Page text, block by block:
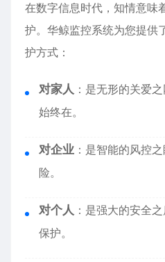
在数字信息时代，知情意味
护。华鲸监控系统为您提供
护方式：
对家人 ：是无形的关爱
始终在。
对企业 ：是智能的风控
险。
对个人 ：是强大的安全
保护。